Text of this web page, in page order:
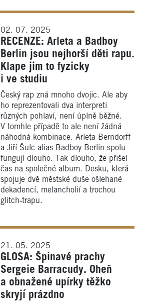
02. 07. 2025
RECENZE: Arleta a Badboy
Berlin jsou nejhorší děti rapu.
Klape jim to fyzicky
i ve studiu
Český rap zná mnoho dvojic. Ale aby
ho reprezentovali dva interpreti
různých pohlaví, není úplně běžné.
V tomhle případě to ale není žádná
náhodná kombinace. Arleta Berndorff
a Jiří Šulc alias Badboy Berlin spolu
fungují dlouho. Tak dlouho, že přišel
čas na společné album. Desku, která
spojuje dvě městské duše ošlehané
dekadencí, melancholií a trochou
glitch‑trapu.
21. 05. 2025
GLOSA: Špinavé prachy
Sergeie Barracudy. Oheň
a obnažené upírky těžko
skryjí prázdno